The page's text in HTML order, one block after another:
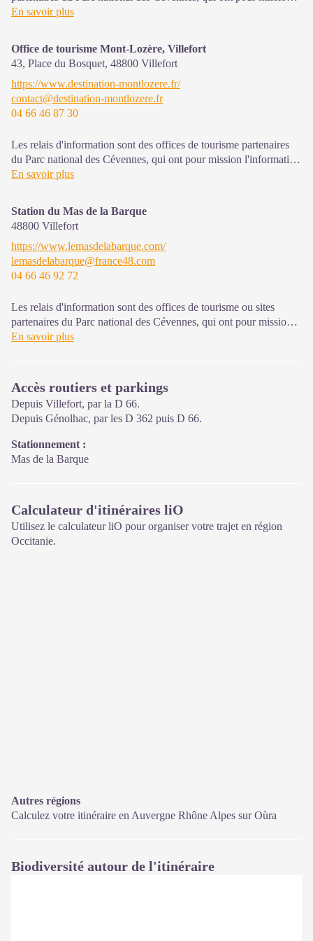
l'information et la sensibilisation sur l'offre de découverte et
Ouvert toute l'année (se renseigner pour les jours et horaires
d'ouverture en période hivernale)
En savoir plus
Office de tourisme Mont-Lozère, Villefort
43, Place du Bosquet, 48800 Villefort
https://www.destination-montlozere.fr/
contact@destination-montlozere.fr
04 66 46 87 30
Les relais d'information sont des offices de tourisme partenaires
du Parc national des Cévennes, qui ont pour mission l'information
et la sensibilisation sur l'offre de découverte et d'animation ainsi
En savoir plus
Station du Mas de la Barque
48800 Villefort
https://www.lemasdelabarque.com/
lemasdelabarque@france48.com
04 66 46 92 72
Les relais d'information sont des offices de tourisme ou sites
partenaires du Parc national des Cévennes, qui ont pour mission
l'information et la sensibilisation sur l'offre de découverte et
Ouvert toute l'année (se renseigner pour les jours et horaires
d'ouverture en période hivernale)
En savoir plus
Accès routiers et parkings
Depuis Villefort, par la D 66.
Depuis Génolhac, par les D 362 puis D 66.
Stationnement :
Mas de la Barque
Calculateur d'itinéraires liO
Utilisez le calculateur liO pour organiser votre trajet en région
Occitanie.
Autres régions
Calculez votre itinéraire en Auvergne Rhône Alpes surOùra
Biodiversité autour de l'itinéraire